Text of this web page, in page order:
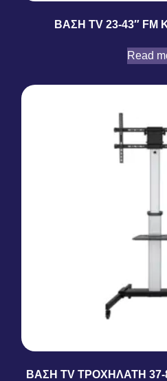
ΒΑΣΗ TV 23-43″ FM
Read
ΒΑΣΗ TV ΤΡΟΧΗΛΑΤΗ 37-